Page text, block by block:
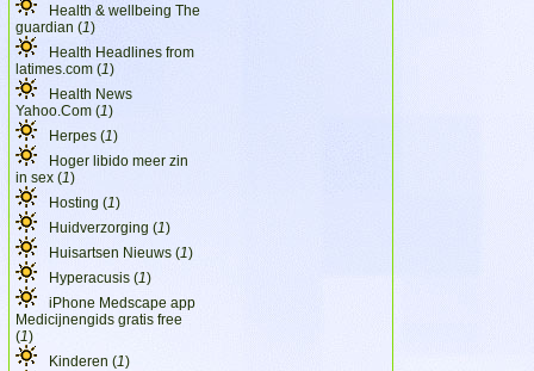
Health & wellbeing The
guardian (1)
Health Headlines from
latimes.com (1)
Health News
Yahoo.Com (1)
Herpes (1)
Hoger libido meer zin
in sex (1)
Hosting (1)
Huidverzorging (1)
Huisartsen Nieuws (1)
Hyperacusis (1)
iPhone Medscape app
Medicijnengids gratis free
(1)
Kinderen (1)